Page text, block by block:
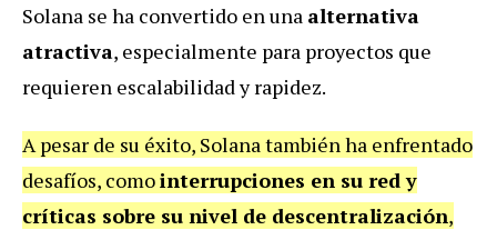
Solana se ha convertido en una alternativa
atractiva, especialmente para proyectos que
requieren escalabilidad y rapidez.
A pesar de su éxito, Solana también ha enfrentado
desafíos, comointerrupciones en su red y
críticas sobre su nivel de descentralización,